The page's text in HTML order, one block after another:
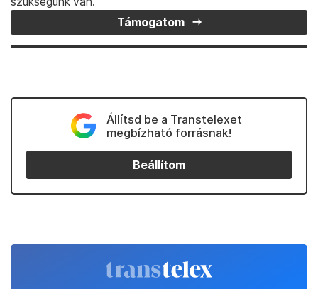
Támogatom
Állítsd be a Transtelexet
megbízható forrásnak!
Beállítom